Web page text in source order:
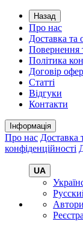
Назад
Про нас
Доставка та
Повернення
Політика
Договір
Статті
Відгуки
Контакти
Інформація
Про нас Доставка
конфіденційності
UA